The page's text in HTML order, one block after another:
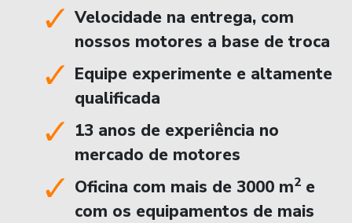
Velocidade na entrega, com
nossos motores a base de troca
Equipe experimente e altamente
qualificada
13 anos de experiência no
mercado de motores
Oficina com mais de 3000 m2 e
com os equipamentos de mais